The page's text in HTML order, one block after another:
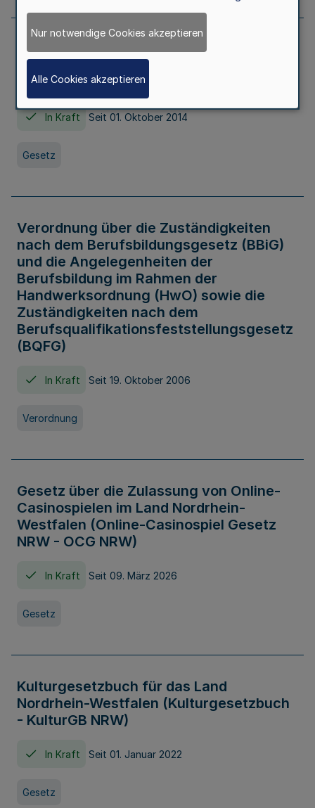
Gesetz über die Hochschulen des Landes
Nordrhein-Westfalen (Hochschulgesetz -
HG)
In Kraft Seit 01. Oktober 2014
Gesetz
Verordnung über die Zuständigkeiten
nach dem Berufsbildungsgesetz (BBiG)
und die Angelegenheiten der
Berufsbildung im Rahmen der
Handwerksordnung (HwO) sowie die
Zuständigkeiten nach dem
Berufsqualifikationsfeststellungsgesetz
(BQFG)
In Kraft Seit 19. Oktober 2006
Verordnung
Gesetz über die Zulassung von Online-
Casinospielen im Land Nordrhein-
Westfalen (Online-Casinospiel Gesetz
NRW - OCG NRW)
In Kraft Seit 09. März 2026
Gesetz
Kulturgesetzbuch für das Land
Nordrhein-Westfalen (Kulturgesetzbuch
- KulturGB NRW)
In Kraft Seit 01. Januar 2022
Gesetz
Nur notwendige Cookies akzeptieren
Alle Cookies akzeptieren